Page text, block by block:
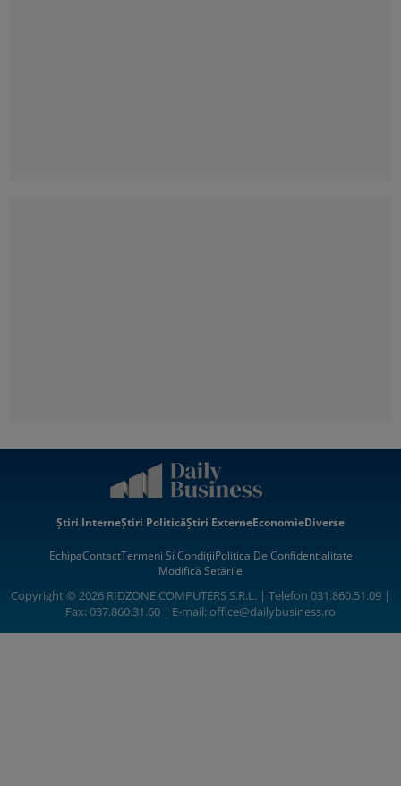
Știri InterneȘtiri PoliticăȘtiri ExterneEconomieDiverse
EchipaContactTermeni Si CondițiiPolitica De Confidentialitate
Modifică Setările
Copyright © 2026 RIDZONE COMPUTERS S.R.L. | Telefon 031.860.51.09 |
Fax: 037.860.31.60 | E-mail:office@dailybusiness.ro